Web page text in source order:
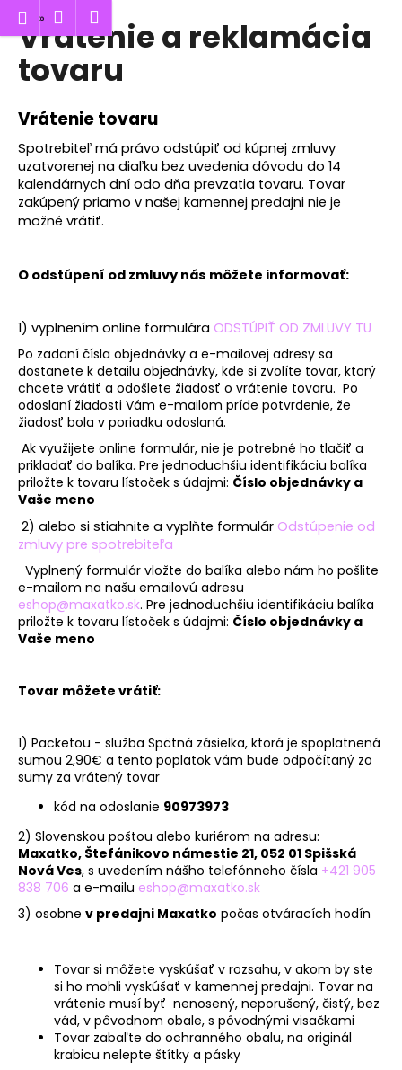
Prejsť
obsah
Prihlásenie
Nákupný
košík
Vrátenie a reklamácia
tovaru
Vrátenie tovaru
Spotrebiteľ má právo odstúpiť od kúpnej zmluvy
uzatvorenej na diaľku bez uvedenia dôvodu do 14
kalendárnych dní odo dňa prevzatia tovaru. Tovar
zakúpený priamo v našej kamennej predajni nie je
možné vrátiť.
O odstúpení od zmluvy nás môžete informovať:
1) vyplnením online formulára ODSTÚPIŤ OD ZMLUVY TU
Po zadaní čísla objednávky a e-mailovej adresy sa
dostanete k detailu objednávky, kde si zvolíte tovar, ktorý
chcete vrátiť a odošlete žiadosť o vrátenie tovaru. Po
odoslaní žiadosti Vám e-mailom príde potvrdenie, že
žiadosť bola v poriadku odoslaná.
Ak využijete online formulár, nie je potrebné ho tlačiť a
prikladať do balíka. Pre jednoduchšiu identifikáciu balíka
priložte k tovaru lístoček s údajmi: Číslo objednávky a
Vaše meno
2) alebo si stiahnite a vyplňte formulár Odstúpenie od
zmluvy pre spotrebiteľa
Vyplnený formulár vložte do balíka alebo nám ho pošlite
e-mailom na našu emailovú adresu
eshop@maxatko.sk. Pre jednoduchšiu identifikáciu balíka
priložte k tovaru lístoček s údajmi: Číslo objednávky a
Vaše meno
Tovar môžete vrátiť:
1) Packetou - služba Spätná zásielka, ktorá je spoplatnená
sumou 2,90€ a tento poplatok vám bude odpočítaný zo
sumy za vrátený tovar
kód na odoslanie 90973973
2) Slovenskou poštou alebo kuriérom na adresu:
Maxatko, Štefánikovo námestie 21, 052 01 Spišská
Nová Ves, s uvedením nášho telefónneho čísla +421 905
838 706 a e-mailu eshop@maxatko.sk
3) osobne v predajni Maxatko počas otváracích hodín
Tovar si môžete vyskúšať v rozsahu, v akom by ste
si ho mohli vyskúšať v kamennej predajni. Tovar na
vrátenie musí byť nenosený, neporušený, čistý, bez
vád, v pôvodnom obale, s pôvodnými visačkami
Tovar zabaľte do ochranného obalu, na originál
krabicu nelepte štítky a pásky
o Späť
Späť
o
p
o
t
r
u
e
t
e
n
á
j
s
ť
?
HĽADAŤ
O
o
r
ú
a
m
e